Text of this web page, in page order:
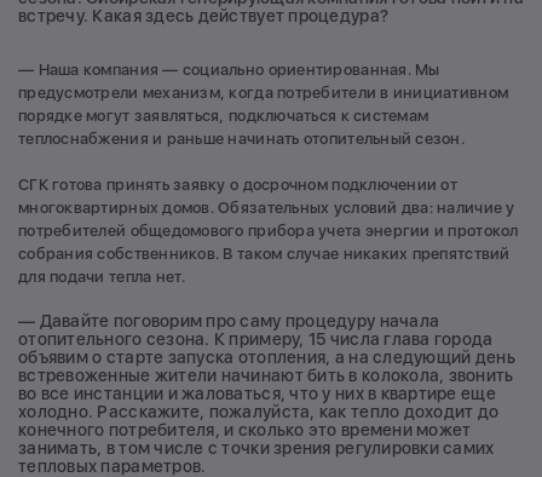
встречу. Какая здесь действует процедура?
— Наша компания — социально ориентированная. Мы
предусмотрели механизм, когда потребители в инициативном
порядке могут заявляться, подключаться к системам
теплоснабжения и раньше начинать отопительный сезон.
СГК готова принять заявку о досрочном подключении от
многоквартирных домов. Обязательных условий два: наличие у
потребителей общедомового прибора учета энергии и протокол
собрания собственников. В таком случае никаких препятствий
для подачи тепла нет.
— Давайте поговорим про саму процедуру начала
отопительного сезона. К примеру, 15 числа глава города
объявим о старте запуска отопления, а на следующий день
встревоженные жители начинают бить в колокола, звонить
во все инстанции и жаловаться, что у них в квартире еще
холодно. Расскажите, пожалуйста, как тепло доходит до
конечного потребителя, и сколько это времени может
занимать, в том числе с точки зрения регулировки самих
тепловых параметров.